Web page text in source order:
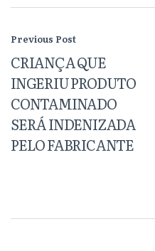
Previous Post
CRIANÇA QUE
INGERIU PRODUTO
CONTAMINADO
SERÁ INDENIZADA
PELO FABRICANTE